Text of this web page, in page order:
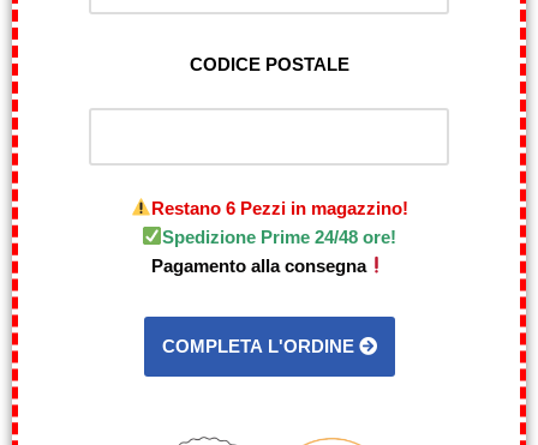
CODICE POSTALE
Restano 6 Pezzi in magazzino!
Spedizione Prime 24/48 ore!
Pagamento alla consegna
COMPLETA L'ORDINE